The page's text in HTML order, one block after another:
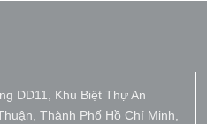
DD11, Khu Biệt Thự An
Thành Phố Hồ Chí Minh,